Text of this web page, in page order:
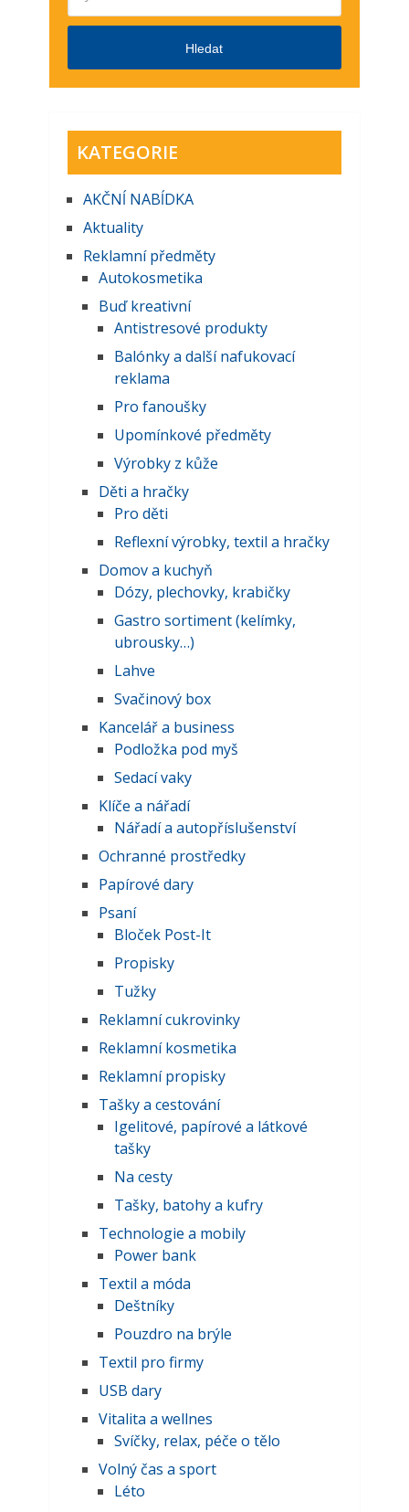
Hledat
KATEGORIE
AKČNĺ NABĺDKA
Aktuality
Reklamní předměty
Autokosmetika
Buď kreativní
Antistresové produkty
Balónky a další nafukovací
reklama
Pro fanoušky
Upomínkové předměty
Výrobky z kůže
Děti a hračky
Pro děti
Reflexní výrobky, textil a hračky
Domov a kuchyň
Dózy, plechovky, krabičky
Gastro sortiment (kelímky,
ubrousky…)
Lahve
Svačinový box
Kancelář a business
Podložka pod myš
Sedací vaky
Klíče a nářadí
Nářadí a autopříslušenství
Ochranné prostředky
Papírové dary
Psaní
Bloček Post-It
Propisky
Tužky
Reklamní cukrovinky
Reklamní kosmetika
Reklamní propisky
Tašky a cestování
Igelitové, papírové a látkové
tašky
Na cesty
Tašky, batohy a kufry
Technologie a mobily
Power bank
Textil a móda
Deštníky
Pouzdro na brýle
Textil pro firmy
USB dary
Vitalita a wellnes
Svíčky, relax, péče o tělo
Volný čas a sport
Léto